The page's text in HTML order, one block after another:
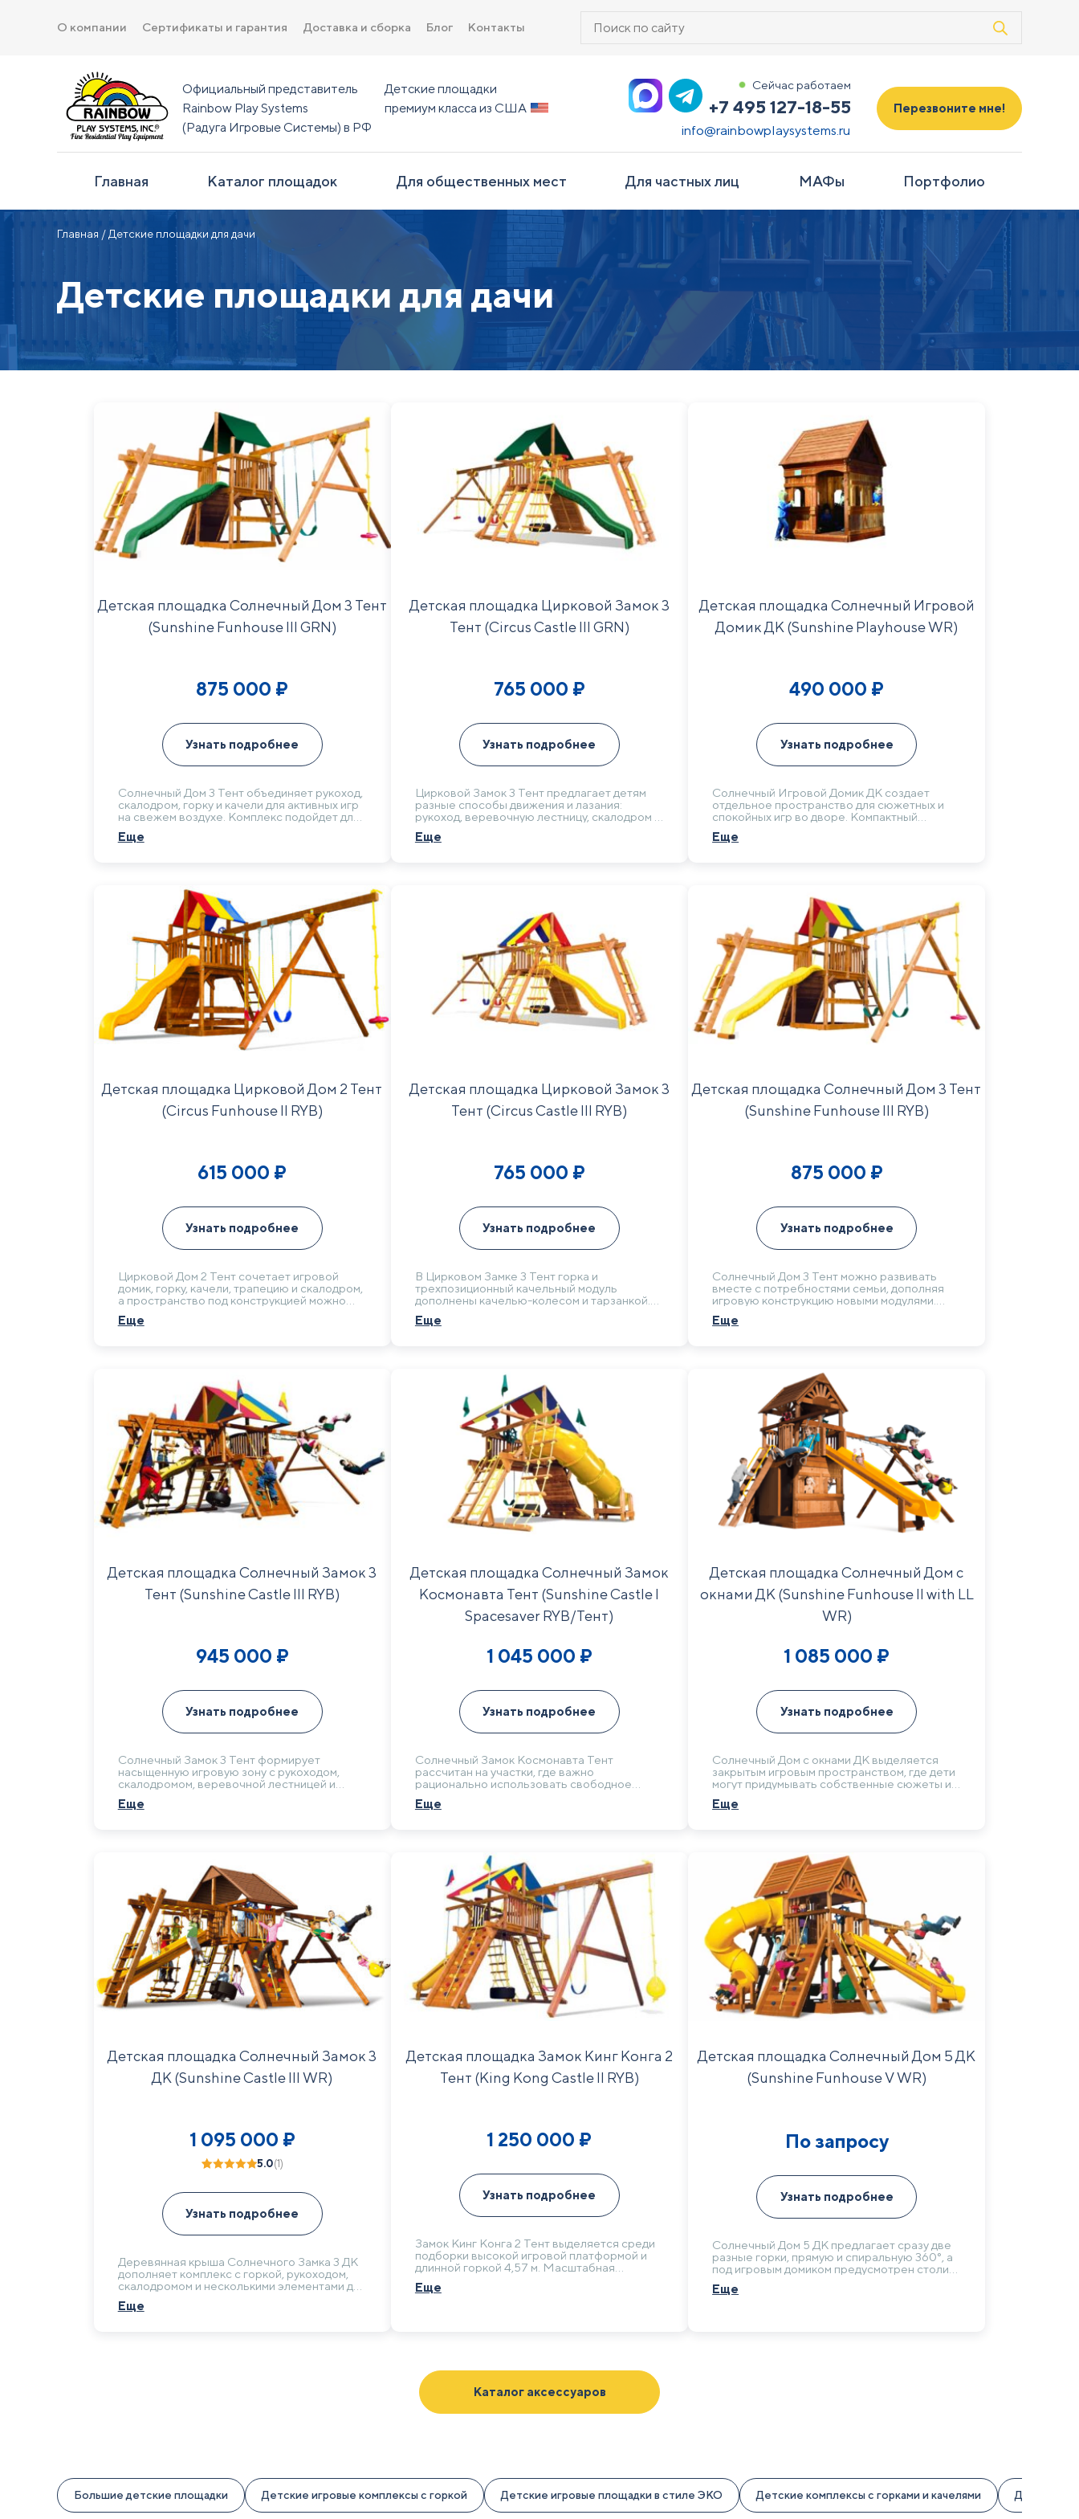
О компании Сертификаты и гарантия Доставка и сборка Блог Контакты
товаров
Официальный представитель
Rainbow Play Systems
(Радуга Игровые Системы) в РФ
Детские площадки
премиум класса из США
Сейчас работаем
+7 495 127-18-55
info@rainbowplaysystems.ru
Перезвоните мне!
Главная Каталог площадок Для общественных мест Для частных лиц МАФы Портфолио
Главная / Детские площадки для дачи
Детские площадки для дачи
Детская площадка Солнечный Дом 3 Тент
(Sunshine Funhouse III GRN)
875 000 ₽
Узнать подробнее
Солнечный Дом 3 Тент объединяет рукоход,
скалодром, горку и качели для активных игр
на свежем воздухе. Комплекс подойдет для
обустройства многофункциональной
игровой зоны на загородном участке.
Еще
Детская площадка Цирковой Замок 3
Тент (Circus Castle III GRN)
765 000 ₽
Узнать подробнее
Цирковой Замок 3 Тент предлагает детям
разные способы движения и лазания:
рукоход, веревочную лестницу, скалодром и
горку. Такая комплектация разнообразит
отдых детей на даче и возле частного дома.
Еще
Детская площадка Солнечный Игровой
Домик ДК (Sunshine Playhouse WR)
490 000 ₽
Узнать подробнее
Солнечный Игровой Домик ДК создает
отдельное пространство для сюжетных и
спокойных игр во дворе. Компактный
формат без крупного качельного модуля и
горки удобен для организации детской зоны
Еще
Детская площадка Цирковой Дом 2 Тент
(Circus Funhouse II RYB)
615 000 ₽
Узнать подробнее
Цирковой Дом 2 Тент сочетает игровой
домик, горку, качели, трапецию и скалодром,
а пространство под конструкцией можно
помогает собрать несколько игровых
Еще
Детская площадка Цирковой Замок 3
Тент (Circus Castle III RYB)
765 000 ₽
Узнать подробнее
В Цирковом Замке 3 Тент горка и
трехпозиционный качельный модуль
дополнены качелью-колесом и тарзанкой.
комплекс интересным решением для
Еще
Детская площадка Солнечный Дом 3 Тент
(Sunshine Funhouse III RYB)
875 000 ₽
Узнать подробнее
Солнечный Дом 3 Тент можно развивать
вместе с потребностями семьи, дополняя
игровую конструкцию новыми модулями.
скалодромом и рукоходом подходит для
Еще
Детская площадка Солнечный Замок 3
Тент (Sunshine Castle III RYB)
945 000 ₽
Узнать подробнее
Солнечный Замок 3 Тент формирует
насыщенную игровую зону с рукоходом,
скалодромом, веревочной лестницей и
добавляют сценарии для подвижных игр на
Еще
Детская площадка Солнечный Замок
Космонавта Тент (Sunshine Castle I
Spacesaver RYB/Тент)
1 045 000 ₽
Узнать подробнее
Солнечный Замок Космонавта Тент
рассчитан на участки, где важно
рационально использовать свободное
дополняют закрытая горка-труба с
Еще
Детская площадка Солнечный Дом с
окнами ДК (Sunshine Funhouse II with LL
WR)
1 085 000 ₽
Узнать подробнее
Солнечный Дом с окнами ДК выделяется
закрытым игровым пространством, где дети
могут придумывать собственные сюжеты и
качели и трапеция расширяют возможности
Еще
Детская площадка Солнечный Замок 3
ДК (Sunshine Castle III WR)
1 095 000 ₽
5.00из 5 на
основе
5.0(1)
Узнать подробнее
Деревянная крыша Солнечного Замка 3 ДК
дополняет комплекс с горкой, рукоходом,
скалодромом и несколькими элементами для
разнообразную среду для ежедневных игр
Еще
Детская площадка Замок Кинг Конга 2
Тент (King Kong Castle II RYB)
1 250 000 ₽
Узнать подробнее
Замок Кинг Конга 2 Тент выделяется среди
подборки высокой игровой платформой и
длинной горкой 4,57 м. Масштабная
частного участка, где можно организовать
Еще
Детская площадка Солнечный Дом 5 ДК
(Sunshine Funhouse V WR)
По запросу
Узнать подробнее
Солнечный Дом 5 ДК предлагает сразу две
разные горки, прямую и спиральную 360°, а
под игровым домиком предусмотрен столик.
подойдет для насыщенной детской зоны на
Еще
Каталог аксессуаров
Большие детские площадки Детские игровые комплексы с горкой Детские игровые площадки в стиле ЭКО Детские комплексы с горками и качелями Детские